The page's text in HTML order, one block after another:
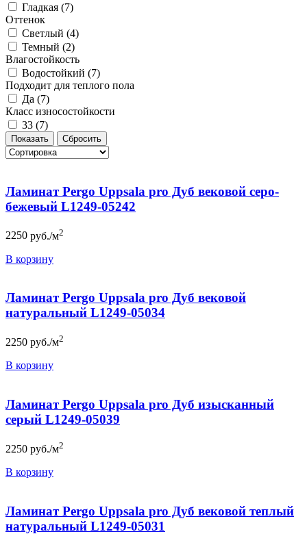
Гладкая (7)
Оттенок
Светлый (4)
Темный (2)
Влагостойкость
Водостойкий (7)
Подходит для теплого пола
Да (7)
Класс износостойкости
33 (7)
Ламинат Pergo Uppsala pro Дуб вековой серо-
бежевый L1249-05242
2250 руб./м2
В корзину
Ламинат Pergo Uppsala pro Дуб вековой
натуральный L1249-05034
2250 руб./м2
В корзину
Ламинат Pergo Uppsala pro Дуб изысканный
серый L1249-05039
2250 руб./м2
В корзину
Ламинат Pergo Uppsala pro Дуб вековой теплый
натуральный L1249-05031